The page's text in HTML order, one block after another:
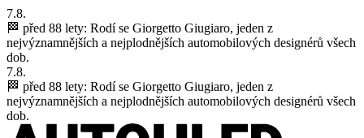
7.8.
🏁 před 88 lety: Rodí se Giorgetto Giugiaro, jeden z
nejvýznamnějších a nejplodnějších automobilových designérů všech
dob.
7.8.
🏁 před 88 lety: Rodí se Giorgetto Giugiaro, jeden z
nejvýznamnějších a nejplodnějších automobilových designérů všech
dob.